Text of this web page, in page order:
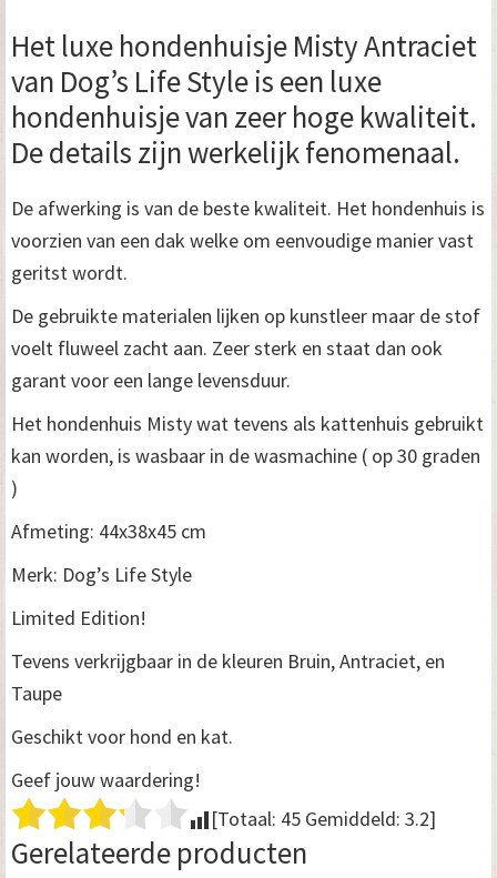
Het luxe hondenhuisje Misty Antraciet
van Dog’s Life Style is een luxe
hondenhuisje van zeer hoge kwaliteit.
De details zijn werkelijk fenomenaal.
De afwerking is van de beste kwaliteit. Het hondenhuis is
voorzien van een dak welke om eenvoudige manier vast
geritst wordt.
De gebruikte materialen lijken op kunstleer maar de stof
voelt fluweel zacht aan. Zeer sterk en staat dan ook
garant voor een lange levensduur.
Het hondenhuis Misty wat tevens als kattenhuis gebruikt
kan worden, is wasbaar in de wasmachine ( op 30 graden
)
Afmeting: 44x38x45 cm
Merk: Dog’s Life Style
Limited Edition!
Tevens verkrijgbaar in de kleuren Bruin, Antraciet, en
Taupe
Geschikt voor hond en kat.
Geef jouw waardering!
[Totaal: 45 Gemiddeld: 3.2]
Gerelateerde producten